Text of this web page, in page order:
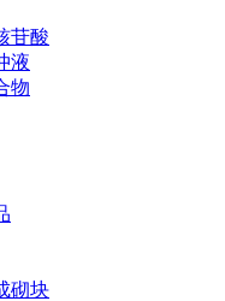
苷酸
液
物
砌块